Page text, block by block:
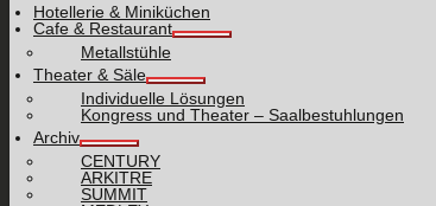
Hotellerie & Miniküchen
Cafe & Restaurant
Metallstühle
Theater & Säle
Individuelle Lösungen
Kongress und Theater – Saalbestuhlungen
Archiv
CENTURY
ARKITRE
SUMMIT